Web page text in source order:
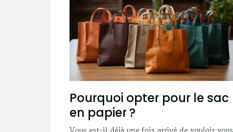
Pourquoi opter pour le sac
en papier ?